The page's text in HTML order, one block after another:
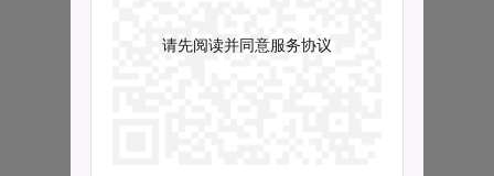
请先阅读并同意服务协议